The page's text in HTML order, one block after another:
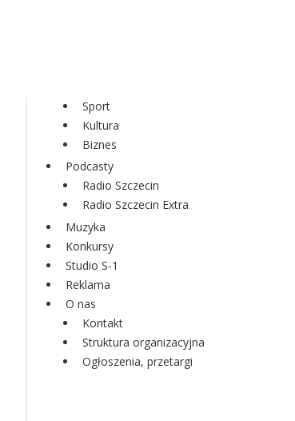
Sport
Kultura
Biznes
Podcasty
Radio Szczecin
Radio Szczecin Extra
Muzyka
Konkursy
Studio S-1
Reklama
O nas
Kontakt
Struktura organizacyjna
Ogłoszenia, przetargi